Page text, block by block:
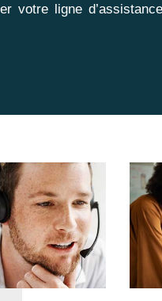
votre ligne